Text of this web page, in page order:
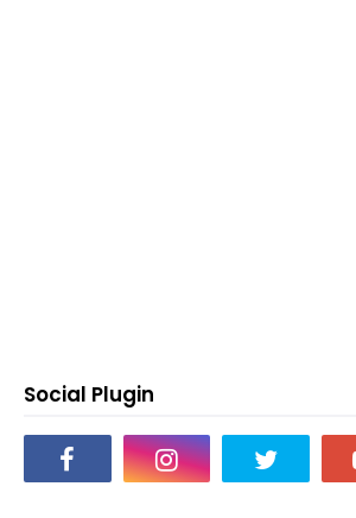
Social Plugin